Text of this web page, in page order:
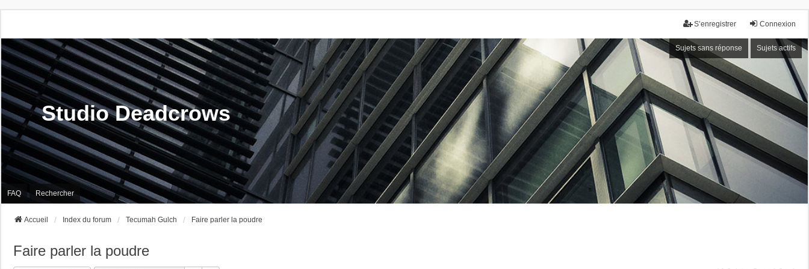
Connexion
S’enregistrer
Sujets sans réponse Sujets actifs
Studio Deadcrows
FAQ Rechercher
Accueil Index du forum Tecumah Gulch Faire parler la poudre
Faire parler la poudre